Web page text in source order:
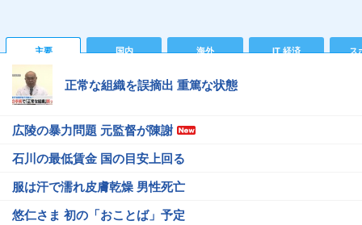
主要 国内 海外 IT 経済 ス
正常な組織を誤摘出 重篤な状態
広陵の暴力問題 元監督が陳謝
石川の最低賃金 国の目安上回る
服は汗で濡れ皮膚乾燥 男性死亡
悠仁さま 初の「おことば」予定